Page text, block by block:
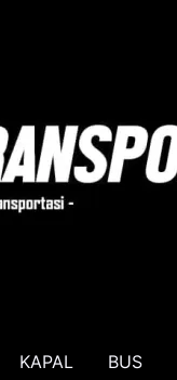
KAPAL BUS